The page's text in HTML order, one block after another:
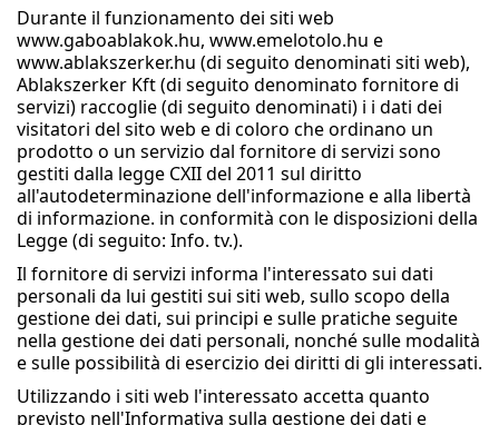
Durante il funzionamento dei siti web
www.gaboablakok.hu, www.emelotolo.hu e
www.ablakszerker.hu (di seguito denominati siti web),
Ablakszerker Kft (di seguito denominato fornitore di
servizi) raccoglie (di seguito denominati) i i dati dei
visitatori del sito web e di coloro che ordinano un
prodotto o un servizio dal fornitore di servizi sono
gestiti dalla legge CXII del 2011 sul diritto
all'autodeterminazione dell'informazione e alla libertà
di informazione. in conformità con le disposizioni della
Legge (di seguito: Info. tv.).
Il fornitore di servizi informa l'interessato sui dati
personali da lui gestiti sui siti web, sullo scopo della
gestione dei dati, sui principi e sulle pratiche seguite
nella gestione dei dati personali, nonché sulle modalità
e sulle possibilità di esercizio dei diritti di gli interessati.
Utilizzando i siti web l'interessato accetta quanto
previsto nell'Informativa sulla gestione dei dati e